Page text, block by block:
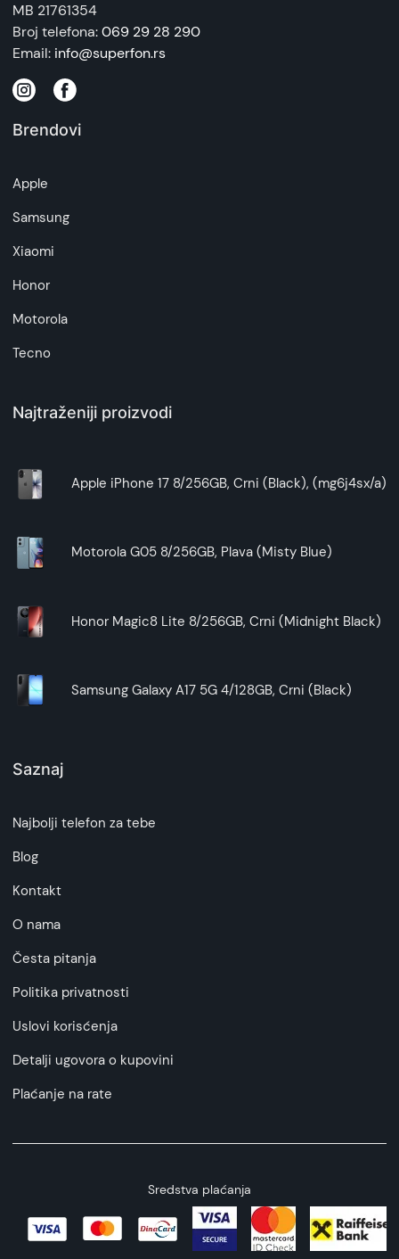
Prava potrošača:
Zagarantovana sva prava kupaca po osnovu
na daljinu, uslove reklamacije i povrata pročitajte
artikala budu što tačnije i detaljnije ali ne može
da garantuje da su svi podaci apsolutno ispravni.
MB 21761354
Broj telefona:069 29 28 290
Email: info@superfon.rs
Brendovi
Apple
Samsung
Xiaomi
Honor
Motorola
Tecno
Najtraženiji proizvodi
Apple iPhone 17 8/256GB, Crni (Black), (mg6j4sx/a)
Motorola G05 8/256GB, Plava (Misty Blue)
Honor Magic8 Lite 8/256GB, Crni (Midnight Black)
Samsung Galaxy A17 5G 4/128GB, Crni (Black)
Saznaj
Najbolji telefon za tebe
Blog
Kontakt
O nama
Česta pitanja
Politika privatnosti
Uslovi korisćenja
Detalji ugovora o kupovini
Plaćanje na rate
Sredstva plaćanja